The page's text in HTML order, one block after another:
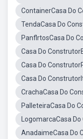
ContainerCasa Do
TendaCasa Do
PanflrtosCasa Do
Casa Do
Casa Do
Casa Do
CrachaCasa Do
PalleteiraCasa Do
LogomarcaCasa
AnadaimeCasa Do